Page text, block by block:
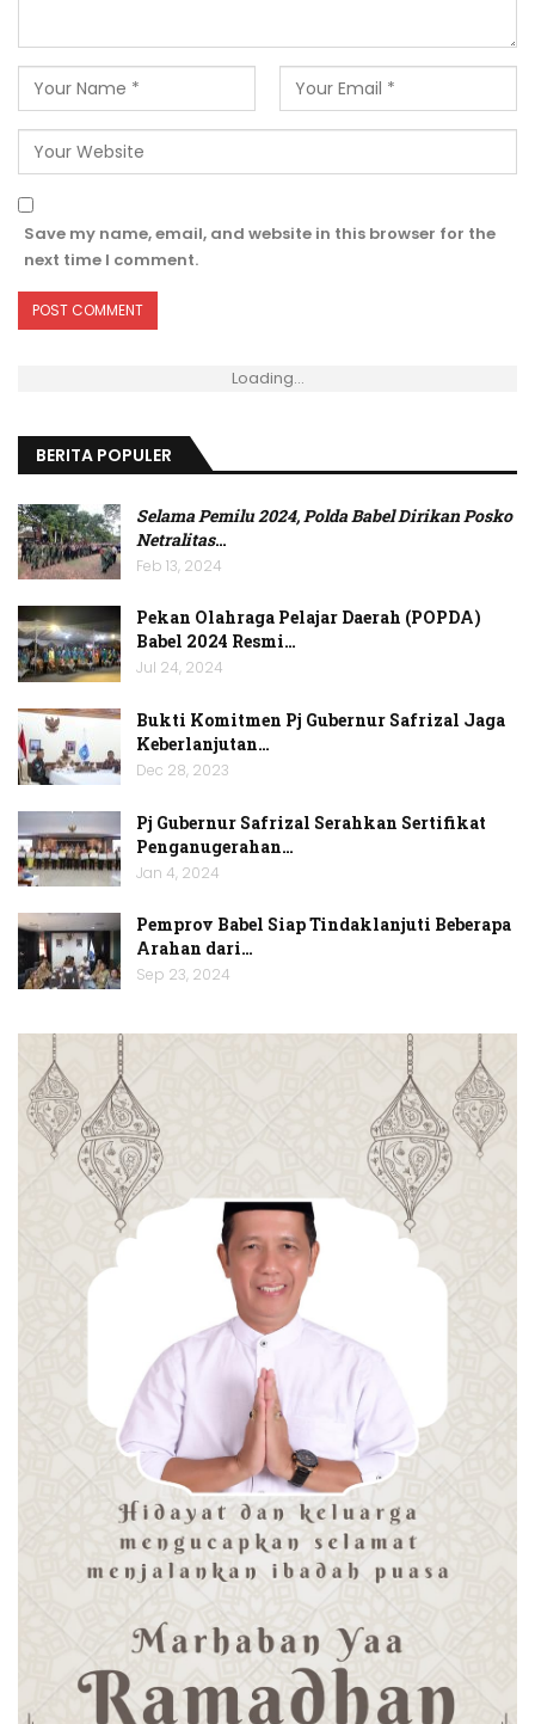
Save my name, email, and website in this browser for the
next time I comment.
Loading...
BERITA POPULER
Selama Pemilu 2024, Polda Babel Dirikan Posko
Netralitas…
Feb 13, 2024
Pekan Olahraga Pelajar Daerah (POPDA)
Babel 2024 Resmi…
Jul 24, 2024
Bukti Komitmen Pj Gubernur Safrizal Jaga
Keberlanjutan…
Dec 28, 2023
Pj Gubernur Safrizal Serahkan Sertifikat
Penganugerahan…
Jan 4, 2024
Pemprov Babel Siap Tindaklanjuti Beberapa
Arahan dari…
Sep 23, 2024